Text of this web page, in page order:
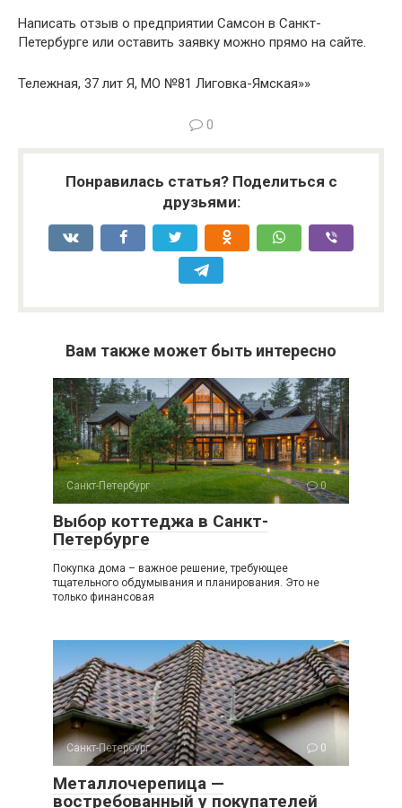
Написать отзыв о предприятии Самсон в Санкт-
Петербурге или оставить заявку можно прямо на сайте.
Тележная, 37 лит Я, МО №81 Лиговка-Ямская»»
0
Понравилась статья? Поделиться с
друзьями:
Вам также может быть интересно
Санкт-Петербург 0
Выбор коттеджа в Санкт-
Петербурге
Покупка дома – важное решение, требующее
тщательного обдумывания и планирования. Это не
только финансовая
Санкт-Петербург 0
Металлочерепица —
востребованный у покупателей